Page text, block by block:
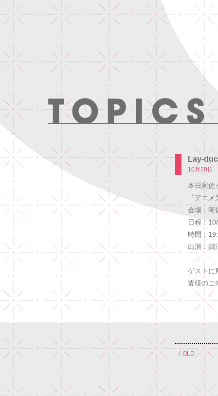
Lay-
10月29日
本日阿佐
『アニ
会場：阿
日程：
時間：
出演：鵠
ゲストに
皆様のご
《 OLD